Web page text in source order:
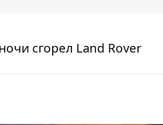
сгорел Land Rover